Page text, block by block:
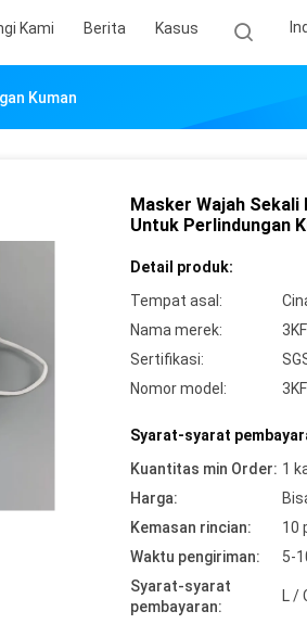
Kami Berita Kasus
Kuman
Masker Wajah Sekali
Untuk Perlindungan
Detail produk:
Tempat asal:
Nama merek:
Sertifikasi:
Nomor model:
Syarat-syarat
Kuantitas min Order: 1
Harga:
Kemasan rincian:
10
Waktu pengiriman:
5-
Syarat-syarat
pembayaran:
L /